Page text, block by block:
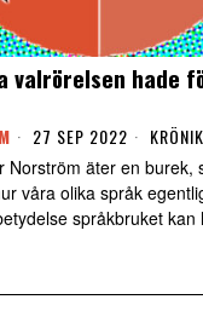
valrörelsen hade
27 SEP 2022
Norström äter en burek,
våra olika språk
språkbruket kan